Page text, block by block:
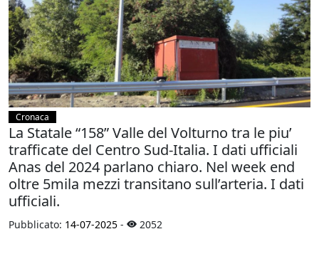
Cronaca
La Statale “158” Valle del Volturno tra le piu’
trafficate del Centro Sud-Italia. I dati ufficiali
Anas del 2024 parlano chiaro. Nel week end
oltre 5mila mezzi transitano sull’arteria. I dati
ufficiali.
Pubblicato: 14-07-2025 - 2052